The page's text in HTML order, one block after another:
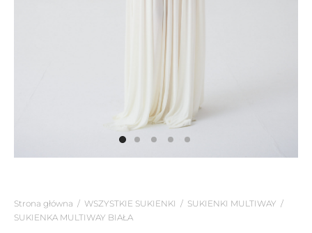
Strona główna / WSZYSTKIE SUKIENKI / SUKIENKI MULTIWAY /
SUKIENKA MULTIWAY BIAŁA